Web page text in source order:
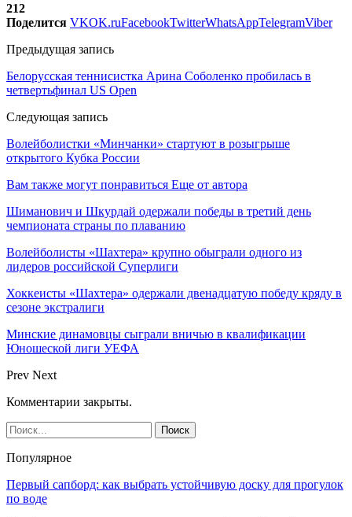
212
Поделится VKOK.ruFacebookTwitterWhatsAppTelegramViber
Предыдущая запись
Белорусская теннисистка Арина Соболенко пробилась в
четвертьфинал US Open
Следующая запись
Волейболистки «Минчанки» стартуют в розыгрыше
открытого Кубка России
Вам также могут понравиться Еще от автора
Шиманович и Шкурдай одержали победы в третий день
чемпионата страны по плаванию
Волейболисты «Шахтера» крупно обыграли одного из
лидеров российской Суперлиги
Хоккеисты «Шахтера» одержали двенадцатую победу кряду в
сезоне экстралиги
Минские динамовцы сыграли вничью в квалификации
Юношеской лиги УЕФА
Prev Next
Комментарии закрыты.
Популярное
Первый сапборд: как выбрать устойчивую доску для прогулок
по воде